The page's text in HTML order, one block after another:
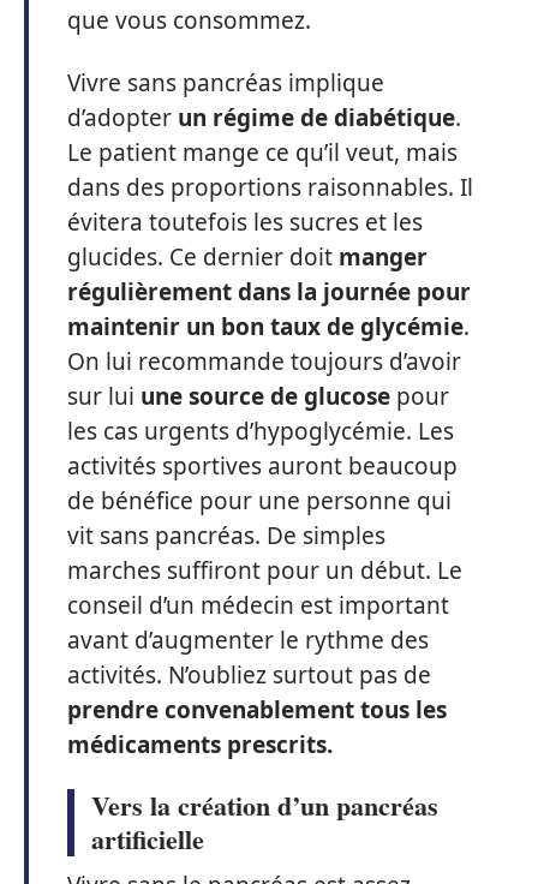
que vous consommez.
Vivre sans pancréas implique
d’adopter un régime de diabétique.
Le patient mange ce qu’il veut, mais
dans des proportions raisonnables. Il
évitera toutefois les sucres et les
glucides. Ce dernier doit manger
régulièrement dans la journée pour
maintenir un bon taux de glycémie.
On lui recommande toujours d’avoir
sur lui une source de glucose pour
les cas urgents d’hypoglycémie. Les
activités sportives auront beaucoup
de bénéfice pour une personne qui
vit sans pancréas. De simples
marches suffiront pour un début. Le
conseil d’un médecin est important
avant d’augmenter le rythme des
activités. N’oubliez surtout pas de
prendre convenablement tous les
médicaments prescrits.
Vers la création d’un pancréas
artificielle